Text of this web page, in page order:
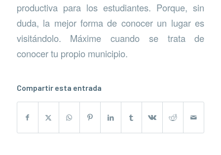
productiva para los estudiantes. Porque, sin
duda, la mejor forma de conocer un lugar es
visitándolo. Máxime cuando se trata de
conocer tu propio municipio.
Compartir esta entrada